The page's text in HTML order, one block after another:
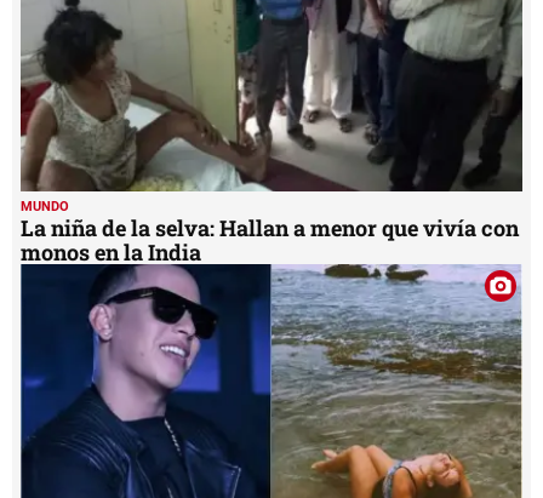
MUNDO
La niña de la selva: Hallan a menor que vivía con
monos en la India